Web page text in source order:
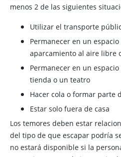
menos 2 de las siguientes
Utilizar el transporte
Permanecer en un
aparcamiento al aire libre
Permanecer en un
tienda o un teatro
Hacer cola o formar parte
Estar solo fuera de casa
Los temores deben estar
del tipo de que escapar podría
no estará disponible si la